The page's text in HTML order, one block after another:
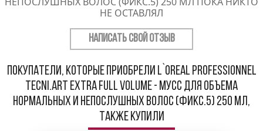
НЕ ОСТАВЛЯЛ
НАПИСАТЬ СВОЙ ОТЗЫВ
Покупатели, которые приобрели L`oreal Professionnel
Tecni.art Extra Full Volume - Мусс для объема
нормальных и непослушных волос (фикс.5) 250 мл,
также купили